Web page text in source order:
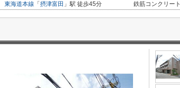
東海道本線 「 摂津富田 」駅 徒歩45分
鉄筋コンクリート